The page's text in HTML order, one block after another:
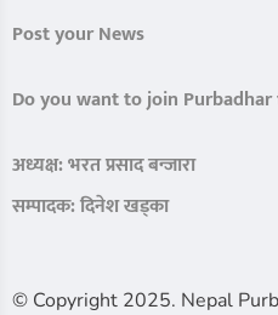
Post your News
Do you want to join Purbadhar
अध्यक्ष: भरत प्रसाद बन्जारा
सम्पादक: दिनेश खड्का
© Copyright 2025. Nepal